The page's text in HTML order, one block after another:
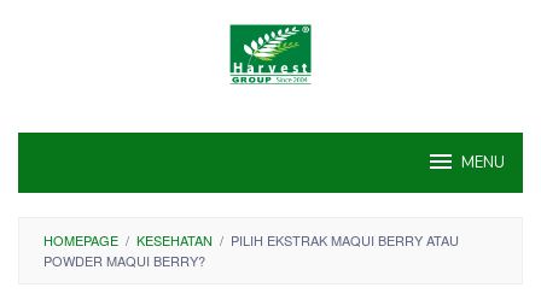
MENU
HOMEPAGE / KESEHATAN / PILIH EKSTRAK MAQUI BERRY ATAU
POWDER MAQUI BERRY?